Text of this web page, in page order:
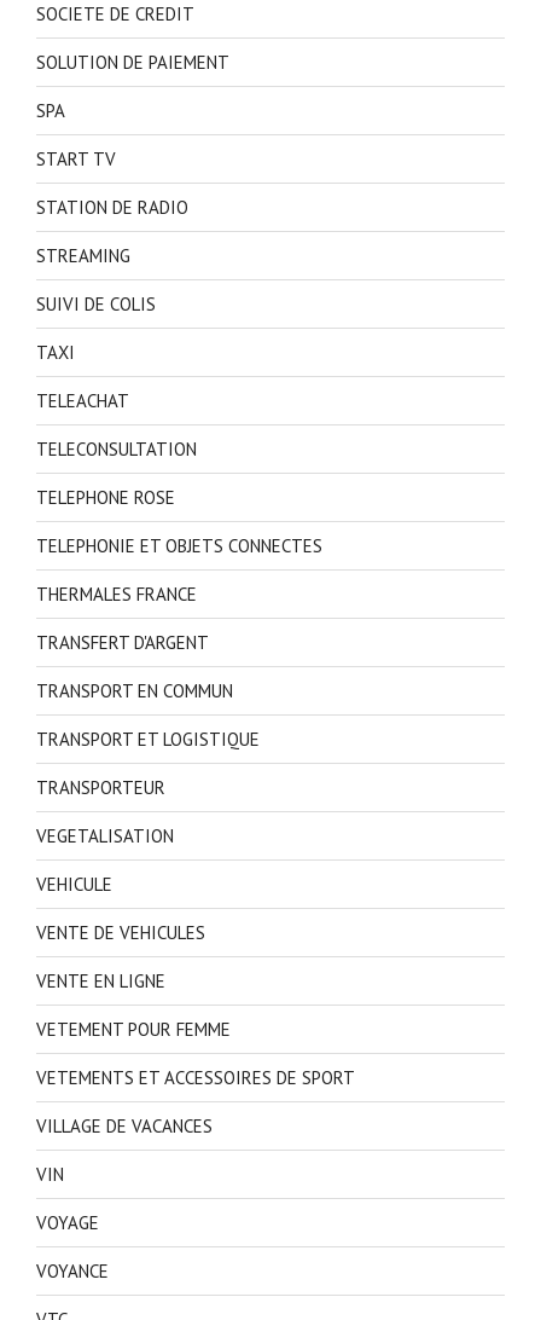
SOCIETE DE CREDIT
SOLUTION DE PAIEMENT
SPA
START TV
STATION DE RADIO
STREAMING
SUIVI DE COLIS
TAXI
TELEACHAT
TELECONSULTATION
TELEPHONE ROSE
TELEPHONIE ET OBJETS CONNECTES
THERMALES FRANCE
TRANSFERT D'ARGENT
TRANSPORT EN COMMUN
TRANSPORT ET LOGISTIQUE
TRANSPORTEUR
VEGETALISATION
VEHICULE
VENTE DE VEHICULES
VENTE EN LIGNE
VETEMENT POUR FEMME
VETEMENTS ET ACCESSOIRES DE SPORT
VILLAGE DE VACANCES
VIN
VOYAGE
VOYANCE